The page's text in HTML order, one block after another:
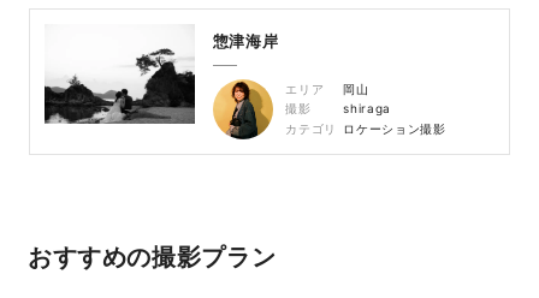
惣津海岸
エリア
岡山
撮影
shiraga
カテゴリ
ロケーション撮影
おすすめの撮影プラン